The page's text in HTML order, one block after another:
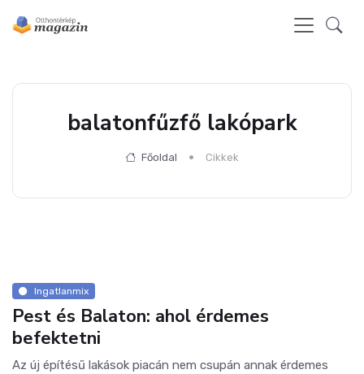
balatonfűzfő lakópark
Főoldal Cikkek
Ingatlanmix
Pest és Balaton: ahol érdemes
befektetni
Az új építésű lakások piacán nem csupán annak érdemes